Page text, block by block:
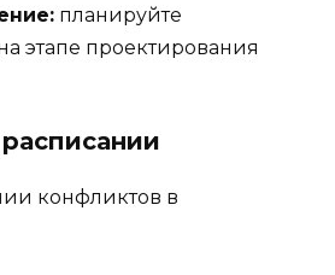
планируйте
этапе проектирования
конфликтов в